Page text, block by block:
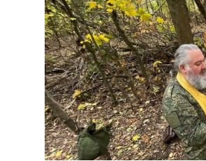
через зону специальной […]